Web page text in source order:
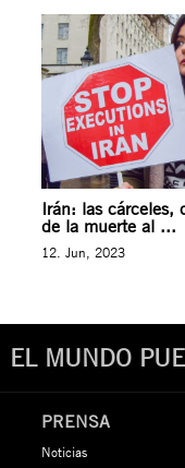
Irán: las cárceles,
de la muerte al ...
12. Jun, 2023
EL MUNDO
PRENSA
Noticias